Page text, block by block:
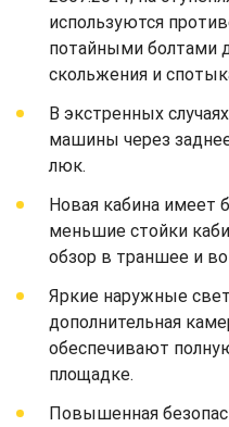
используются
потайными болтами
скольжения и
В экстренных
машины через
люк.
Новая кабина имеет
меньшие стойки
обзор в траншее и во
Яркие наружные
дополнительная
обеспечивают
площадке.
Повышенная